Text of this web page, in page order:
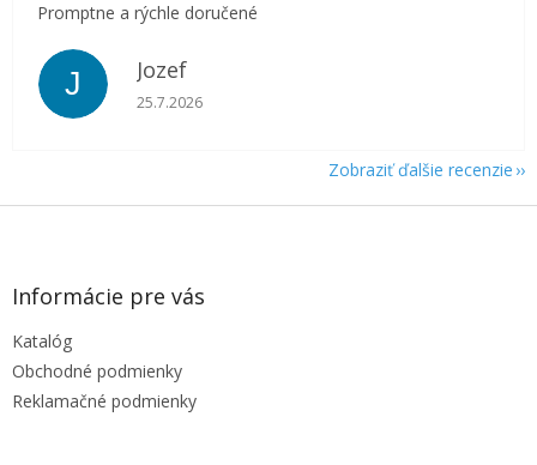
Promptne a rýchle doručené
J Jozef
Hodnotenie obchodu je 5 z 5 hviezdičiek.
25.7.2026
Zobraziť ďalšie recenzie
Z
Informácie pre vás
Katalóg
Obchodné podmienky
Reklamačné podmienky